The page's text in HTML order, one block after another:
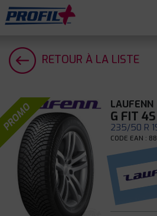
RETOUR À LA LISTE
PROMO LAUFENN
G FIT 4S
235/50 R
CODE EAN :